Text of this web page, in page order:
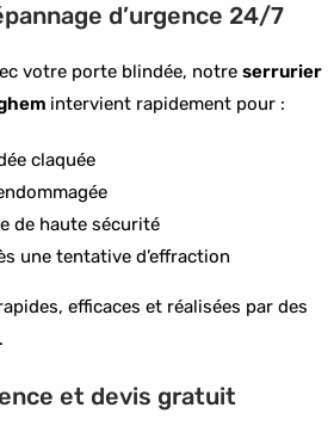
d’urgence 24/7
votre porte blindée, notre serrurier
intervient rapidement pour :
claquée
de haute sécurité
une tentative d’effraction
efficaces et réalisées par des
et devis gratuit